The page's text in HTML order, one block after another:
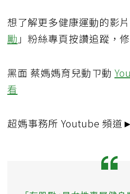
想了解更多健康運動的影
勵 」粉絲專頁按讚追蹤，
黑面 蔡媽媽育兒動ㄗ動
看
超媽事務所 Youtube 頻道►